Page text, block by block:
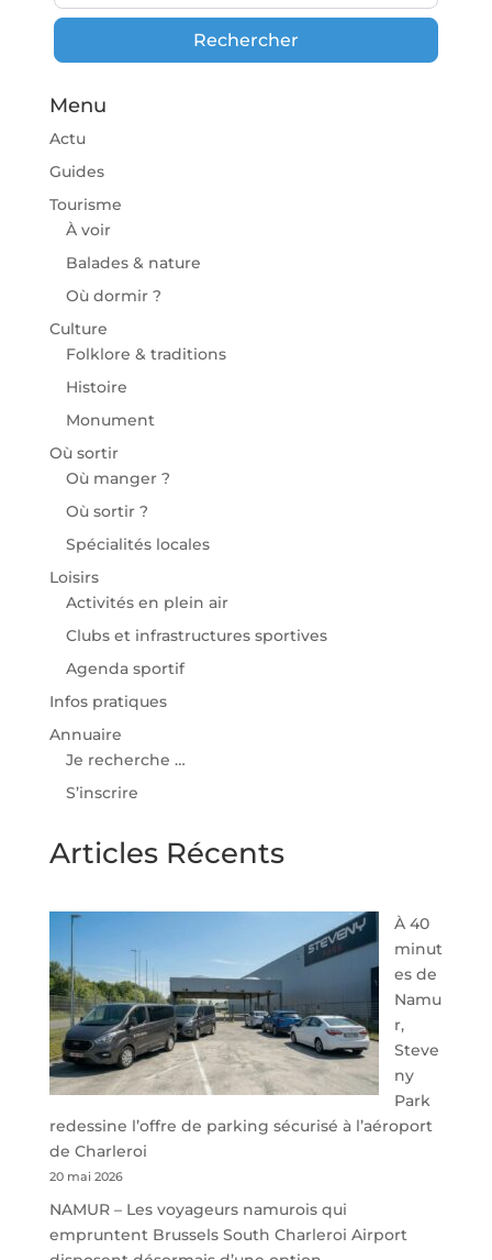
RechercherRechercher
Menu
Actu
Guides
Tourisme
À voir
Balades & nature
Où dormir ?
Culture
Folklore & traditions
Histoire
Monument
Où sortir
Où manger ?
Où sortir ?
Spécialités locales
Loisirs
Activités en plein air
Clubs et infrastructures sportives
Agenda sportif
Infos pratiques
Annuaire
Je recherche …
S’inscrire
Articles Récents
À 40
minut
es de
Namu
r,
Steve
ny
Park
redessine l’offre de parking sécurisé à l’aéroport
de Charleroi
20 mai 2026
NAMUR – Les voyageurs namurois qui
empruntent Brussels South Charleroi Airport